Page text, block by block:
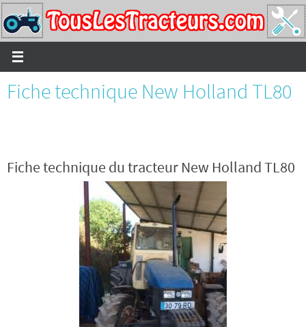
Passer
vers
le
contenu
Fiche technique New Holland TL80
Fiche technique du tracteur New Holland TL80